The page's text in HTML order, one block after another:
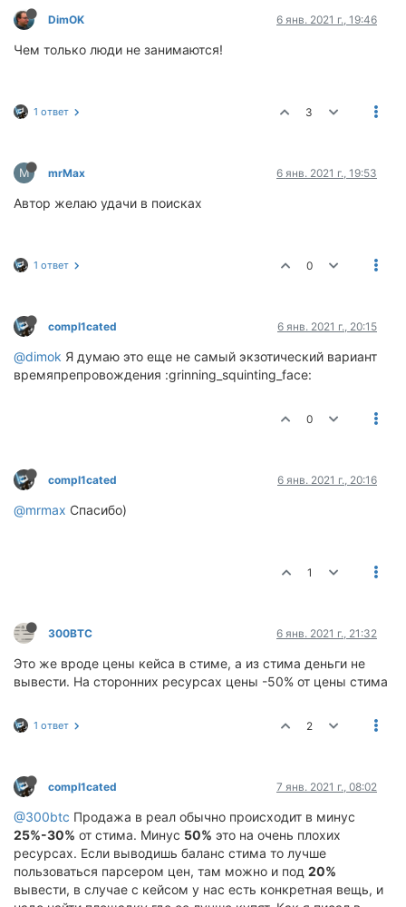
DimOK 6 янв. 2021 г., 19:46
Чем только люди не занимаются!
1 ответ 3
M mrMax 6 янв. 2021 г., 19:53
Автор желаю удачи в поисках
1 ответ 0
compl1cated 6 янв. 2021 г., 20:15
@dimok Я думаю это еще не самый экзотический вариант
времяпрепровождения :grinning_squinting_face:
0
compl1cated 6 янв. 2021 г., 20:16
@mrmax Спасибо)
1
300BTC 6 янв. 2021 г., 21:32
Это же вроде цены кейса в стиме, а из стима деньги не
вывести. На сторонних ресурсах цены -50% от цены стима
1 ответ 2
compl1cated 7 янв. 2021 г., 08:02
@300btc Продажа в реал обычно происходит в минус
25%-30% от стима. Минус 50% это на очень плохих
ресурсах. Если выводишь баланс стима то лучше
пользоваться парсером цен, там можно и под 20%
вывести, в случае с кейсом у нас есть конкретная вещь, и